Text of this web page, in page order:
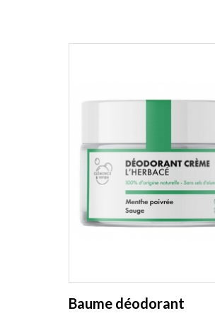
Baume déodorant